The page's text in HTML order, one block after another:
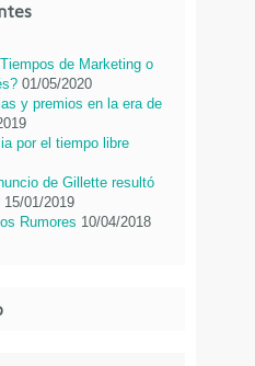
de Marketing o
01/05/2020
y premios en la era de
por el tiempo libre
de Gillette resultó
15/01/2019
Rumores 10/04/2018